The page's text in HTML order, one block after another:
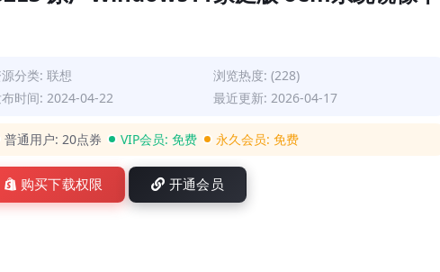
源分类:联想
浏览热度: (228)
时间: 2024-04-22
最近更新: 2026-04-17
普通用户:20点券 VIP会员:免费 永久会员:免费
购买下载权限 开通会员